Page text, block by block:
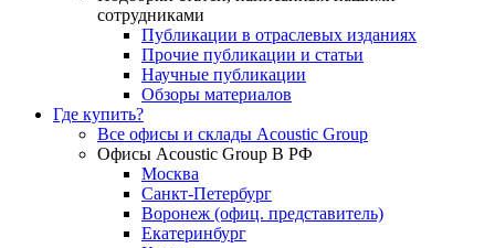
сотрудниками
Публикации в отраслевых изданиях
Прочие публикации и статьи
Научные публикации
Обзоры материалов
Где купить?
Все офисы и склады Acoustic Group
Офисы Acoustic Group В РФ
Москва
Санкт-Петербург
Воронеж (офиц. представитель)
Екатеринбург